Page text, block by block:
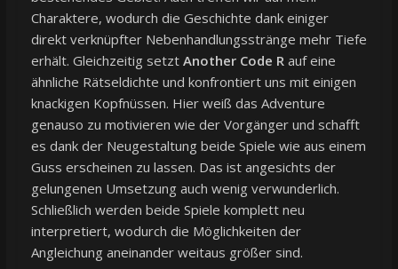
Charaktere, wodurch die Geschichte dank einiger
direkt verknüpfter Nebenhandlungsstränge mehr Tiefe
erhält. Gleichzeitig setzt Another Code R auf eine
ähnliche Rätseldichte und konfrontiert uns mit einigen
knackigen Kopfnüssen. Hier weiß das Adventure
genauso zu motivieren wie der Vorgänger und schafft
es dank der Neugestaltung beide Spiele wie aus einem
Guss erscheinen zu lassen. Das ist angesichts der
gelungenen Umsetzung auch wenig verwunderlich.
Schließlich werden beide Spiele komplett neu
interpretiert, wodurch die Möglichkeiten der
Angleichung aneinander weitaus größer sind.